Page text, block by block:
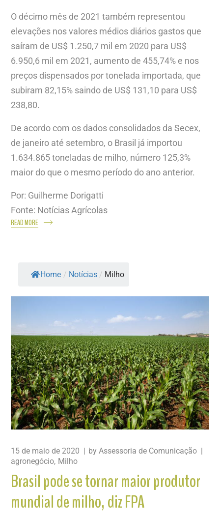
O décimo mês de 2021 também representou
elevações nos valores médios diários gastos que
saíram de US$ 1.250,7 mil em 2020 para US$
6.950,6 mil em 2021, aumento de 455,74% e nos
preços dispensados por tonelada importada, que
subiram 82,15% saindo de US$ 131,10 para US$
238,80.
De acordo com os dados consolidados da Secex,
de janeiro até setembro, o Brasil já importou
1.634.865 toneladas de milho, número 125,3%
maior do que o mesmo período do ano anterior.
Por: Guilherme Dorigatti
Fonte: Notícias Agrícolas
READ MORE
Home / Notícias / Milho
15 de maio de 2020 byAssessoria de Comunicação
agronegócio Milho
Brasil pode se tornar maior produtor
mundial de milho, diz FPA